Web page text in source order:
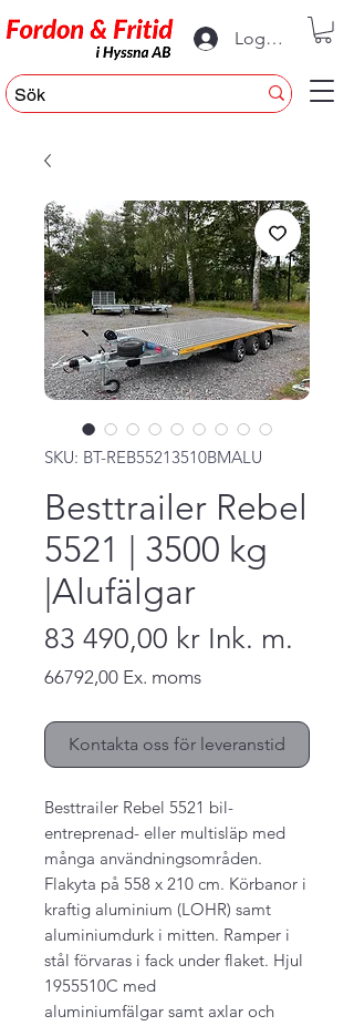
Logga in
SKU: BT-REB55213510BMALU
Besttrailer Rebel
5521 | 3500 kg
|Alufälgar
83 490,00 kr Ink. m.
66792,00 Ex. moms
Kontakta oss för leveranstid
Besttrailer Rebel 5521 bil-
entreprenad- eller multisläp med
många användningsområden.
Flakyta på 558 x 210 cm. Körbanor i
kraftig aluminium (LOHR) samt
aluminiumdurk i mitten. Ramper i
stål förvaras i fack under flaket. Hjul
1955510C med
aluminiumfälgar samt axlar och